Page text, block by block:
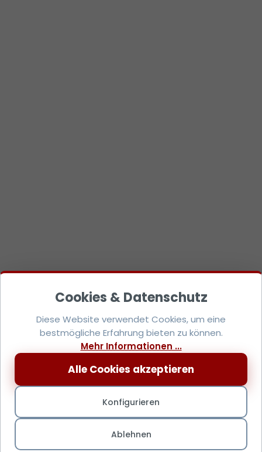
Diese Website verwendet Cookies, um eine
bestmögliche Erfahrung bieten zu können.
Mehr Informationen ...
Ablehnen
Konfigurieren
Alle Cookies akzeptieren